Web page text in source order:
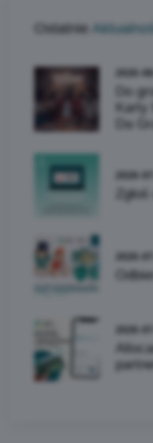
Ostatnie
2026-
Do
Da